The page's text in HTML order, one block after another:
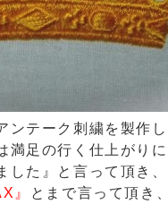
テーク刺繍を製作し
満足の行く仕上がりに
した』 と言って頂き、
』
とまで言って頂き、